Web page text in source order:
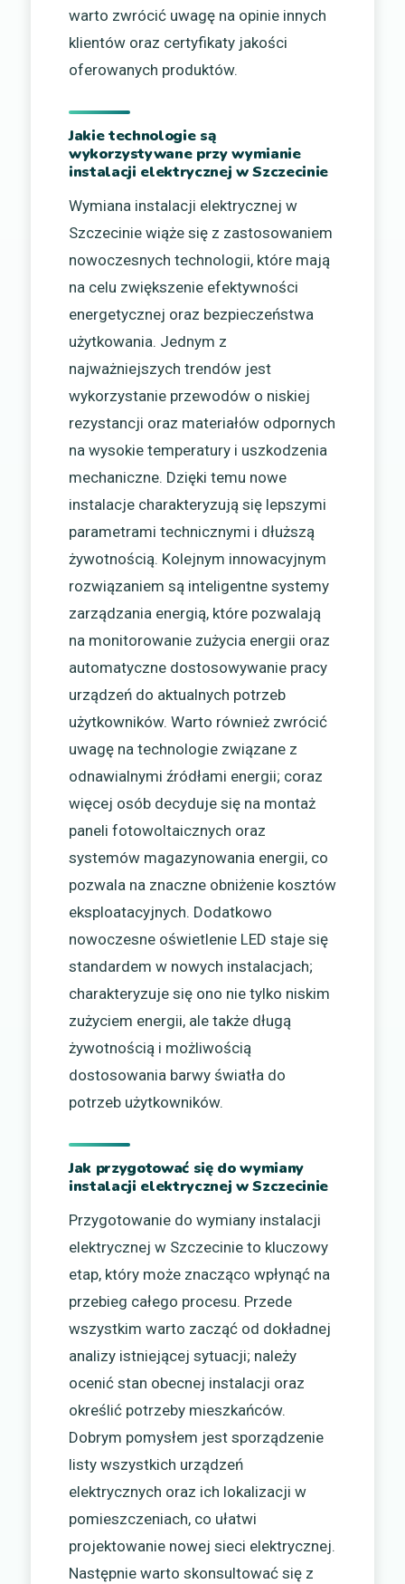
warto zwrócić uwagę na opinie innych
klientów oraz certyfikaty jakości
oferowanych produktów.
Jakie technologie są
wykorzystywane przy wymianie
instalacji elektrycznej w Szczecinie
Wymiana instalacji elektrycznej w
Szczecinie wiąże się z zastosowaniem
nowoczesnych technologii, które mają
na celu zwiększenie efektywności
energetycznej oraz bezpieczeństwa
użytkowania. Jednym z
najważniejszych trendów jest
wykorzystanie przewodów o niskiej
rezystancji oraz materiałów odpornych
na wysokie temperatury i uszkodzenia
mechaniczne. Dzięki temu nowe
instalacje charakteryzują się lepszymi
parametrami technicznymi i dłuższą
żywotnością. Kolejnym innowacyjnym
rozwiązaniem są inteligentne systemy
zarządzania energią, które pozwalają
na monitorowanie zużycia energii oraz
automatyczne dostosowywanie pracy
urządzeń do aktualnych potrzeb
użytkowników. Warto również zwrócić
uwagę na technologie związane z
odnawialnymi źródłami energii; coraz
więcej osób decyduje się na montaż
paneli fotowoltaicznych oraz
systemów magazynowania energii, co
pozwala na znaczne obniżenie kosztów
eksploatacyjnych. Dodatkowo
nowoczesne oświetlenie LED staje się
standardem w nowych instalacjach;
charakteryzuje się ono nie tylko niskim
zużyciem energii, ale także długą
żywotnością i możliwością
dostosowania barwy światła do
potrzeb użytkowników.
Jak przygotować się do wymiany
instalacji elektrycznej w Szczecinie
Przygotowanie do wymiany instalacji
elektrycznej w Szczecinie to kluczowy
etap, który może znacząco wpłynąć na
przebieg całego procesu. Przede
wszystkim warto zacząć od dokładnej
analizy istniejącej sytuacji; należy
ocenić stan obecnej instalacji oraz
określić potrzeby mieszkańców.
Dobrym pomysłem jest sporządzenie
listy wszystkich urządzeń
elektrycznych oraz ich lokalizacji w
pomieszczeniach, co ułatwi
projektowanie nowej sieci elektrycznej.
Następnie warto skonsultować się z